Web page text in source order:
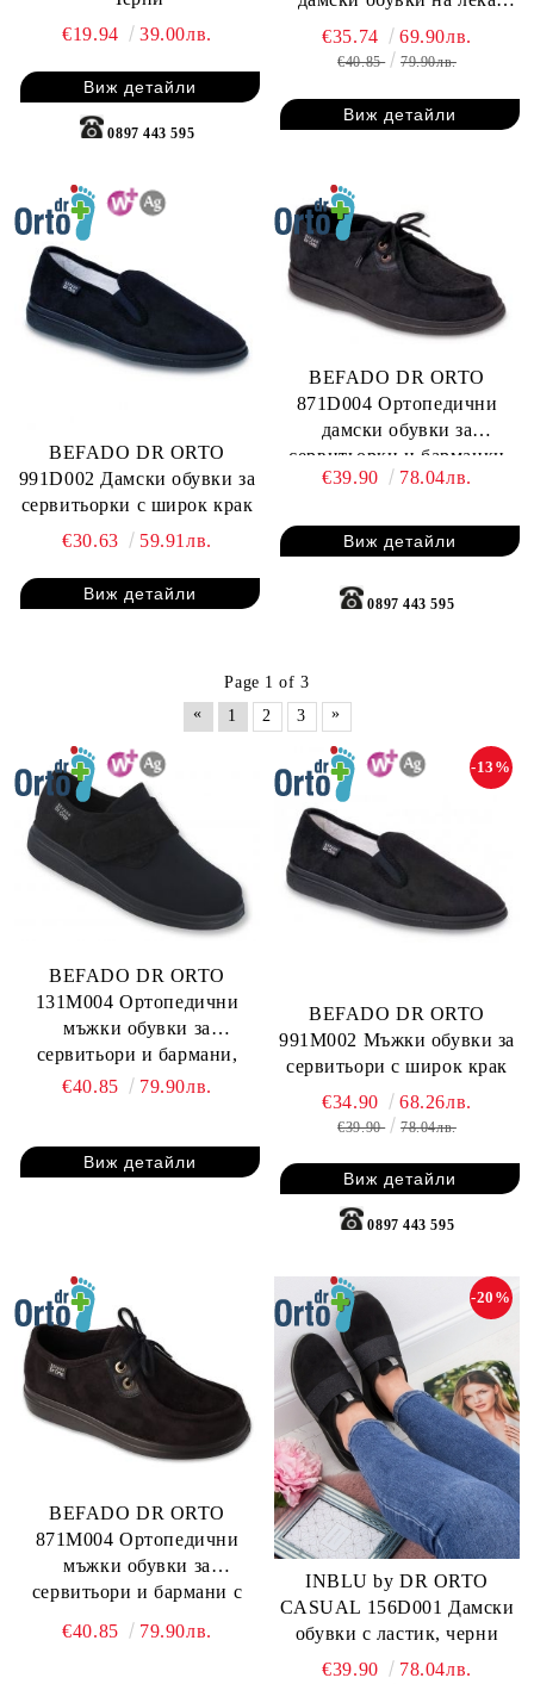
€19.94
39.00лв.
Виж детайли
0897 443 595
платформа
€35.74 69.90лв.
€40.85 79.90лв.
Виж детайли
BEFADO DR ORTO
991D002 Дамски обувки за
сервитьорки с широк крак
€30.63
59.91лв.
Виж детайли
BEFADO DR ORTO
871D004 Ортопедични
дамски обувки за
сервитьорки и барманки
€39.90
78.04лв.
Виж детайли
0897 443 595
Page 1 of 3
«
1 2 3 »
BEFADO DR ORTO
131M004 Ортопедични
мъжки обувки за
сервитьори и бармани,
стреч серия с лепки
€40.85 79.90лв.
Виж детайли
BEFADO DR ORTO
991M002 Мъжки обувки за
сервитьори с широк крак
-13%
€34.90 68.26лв.
€39.90 78.04лв.
Виж детайли
0897 443 595
BEFADO DR ORTO
871M004 Ортопедични
мъжки обувки за
сервитьори и бармани с
голям обем на свода
€40.85 79.90лв.
INBLU by DR ORTO
CASUAL 156D001 Дамски
обувки с ластик, черни
-20%
€39.90 78.04лв.